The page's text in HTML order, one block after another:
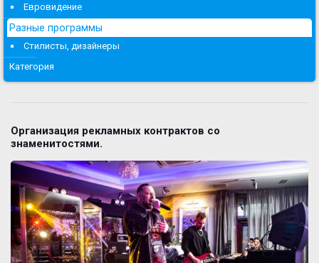
Евровидение
Разные программы
Стилисты, дизайнеры
Категория
Организация рекламных контрактов со
знаменитостями.